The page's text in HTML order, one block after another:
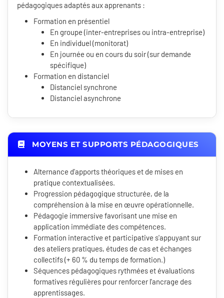
pédagogiques adaptés aux apprenants :
Formation en présentiel
En groupe (inter-entreprises ou intra-entreprise)
En individuel (monitorat)
En journée ou en cours du soir (sur demande
spécifique)
Formation en distanciel
Distanciel synchrone
Distanciel asynchrone
MOYENS ET SUPPORTS PÉDAGOGIQUES
Alternance d'apports théoriques et de mises en
pratique contextualisées.
Progression pédagogique structurée, de la
compréhension à la mise en œuvre opérationnelle.
Pédagogie immersive favorisant une mise en
application immédiate des compétences.
Formation interactive et participative s'appuyant sur
des ateliers pratiques, études de cas et échanges
collectifs (+ 60 % du temps de formation.)
Séquences pédagogiques rythmées et évaluations
formatives régulières pour renforcer l'ancrage des
apprentissages.